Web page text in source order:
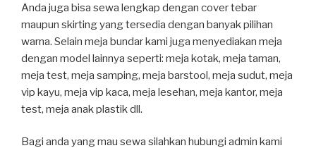
Anda juga bisa sewa lengkap dengan cover tebar
maupun skirting yang tersedia dengan banyak pilihan
warna. Selain meja bundar kami juga menyediakan meja
dengan model lainnya seperti: meja kotak, meja taman,
meja test, meja samping, meja barstool, meja sudut, meja
vip kayu, meja vip kaca, meja lesehan, meja kantor, meja
test, meja anak plastik dll.
Bagi anda yang mau sewa silahkan hubungi admin kami